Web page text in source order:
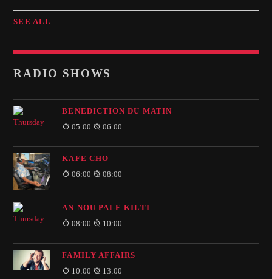
SEE ALL
RADIO SHOWS
BENEDICTION DU MATIN
05:00 06:00
KAFE CHO
06:00 08:00
AN NOU PALE KILTI
08:00 10:00
FAMILY AFFAIRS
10:00 13:00